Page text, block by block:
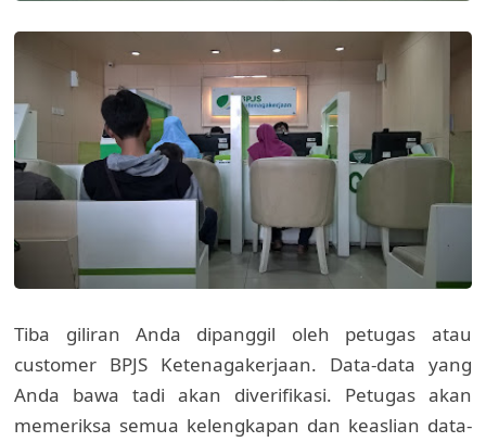
Tiba giliran Anda dipanggil oleh petugas atau
customer BPJS Ketenagakerjaan. Data-data yang
Anda bawa tadi akan diverifikasi. Petugas akan
memeriksa semua kelengkapan dan keaslian data-